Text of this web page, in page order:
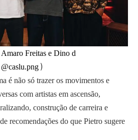
Freitas e Dino d
)
é não só trazer os movimentos e
com artistas em ascensão,
construção de carreira e
recomendações do que Pietro sugere